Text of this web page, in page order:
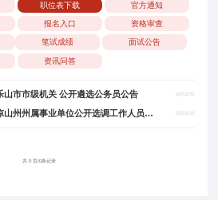
职位表下载 官方通知
报名入口 资格审查
笔试成绩 面试公告
资讯问答
山市市级机关 公开遴选公务员公告 03月27日
选调62名!2025年四川凉山州州属事业单位公开选调工作人员公告 03月27日
共 0 页/0条记录